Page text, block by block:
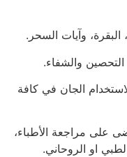
البقرة، وآيات السحر.
التحصين والشفاء.
الجان في كافة
على مراجعة الأطباء،
او الروحاني.